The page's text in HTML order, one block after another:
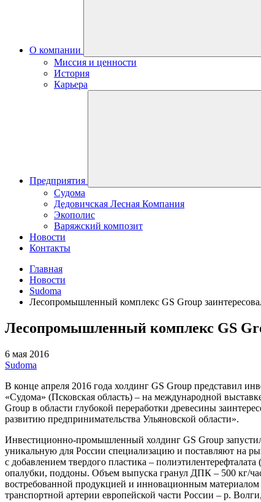
О компании
Миссия и ценности
История
Карьера
Предприятия
Судома
Дедовичская Лесная Компания
Экополис
Варяжский композит
Новости
Контакты
Главная
Новости
Sudoma
Лесопромышленный комплекс GS Group
Лесопромышленный комплекс GS
6 мая 2016
Sudoma
В конце апреля 2016 года холдинг GS Group представил
«Судома» (Псковская область) – на международной
Group в области глубокой переработки древесины
развитию предпринимательства Ульяновской области».
Инвестиционно-промышленный холдинг GS Group
уникальную для России специализацию и поставляют на
с добавлением твердого пластика –
опалубки, поддоны. Объем выпуска гранул ДПК – 500 кг/
востребованной продукцией и инновационным материалом
транспортной артерии европейской части России – р.